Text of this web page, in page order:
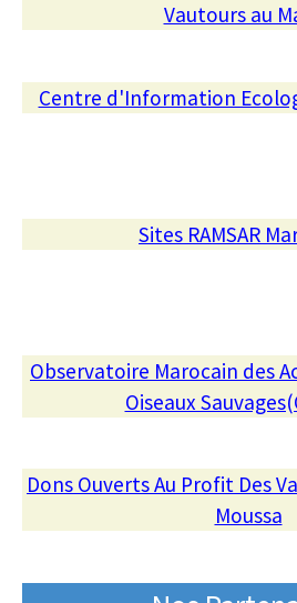
Vautours au
Centre d'Information
Sites RAMSAR
Observatoire Marocain des
Oiseaux
Dons Ouverts Au Profit Des
Moussa